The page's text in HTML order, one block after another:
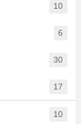
10
6
30
17
10